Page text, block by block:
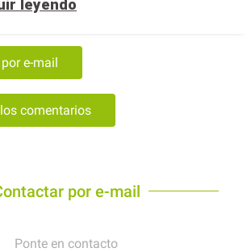
leyendo
e-mail
comentarios
por e-mail
Ponte en contacto